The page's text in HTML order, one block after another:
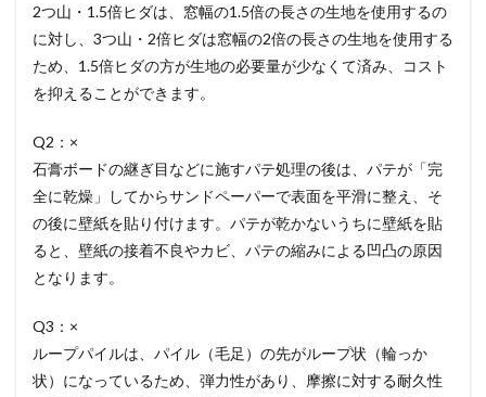
2つ山・1.5倍ヒダは、窓幅の1.5倍の長さの生地を使用するの
に対し、3つ山・2倍ヒダは窓幅の2倍の長さの生地を使用する
ため、1.5倍ヒダの方が生地の必要量が少なくて済み、コスト
を抑えることができます。
Q2：×
石膏ボードの継ぎ目などに施すパテ処理の後は、パテが「完
全に乾燥」してからサンドペーパーで表面を平滑に整え、そ
の後に壁紙を貼り付けます。パテが乾かないうちに壁紙を貼
ると、壁紙の接着不良やカビ、パテの縮みによる凹凸の原因
となります。
Q3：×
ループパイルは、パイル（毛足）の先がループ状（輪っか
状）になっているため、弾力性があり、摩擦に対する耐久性